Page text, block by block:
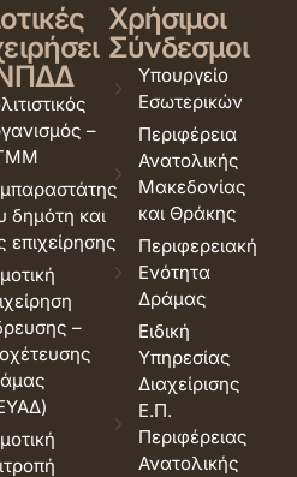
–
δημότη και
επιχείρησης
–
Χρήσιμοι
Σύνδεσμοι
Υπουργείο
Εσωτερικών
Περιφέρεια
Ανατολικής
Μακεδονίας
και Θράκης
Περιφερειακή
Ενότητα
Δράμας
Ειδική
Υπηρεσίας
Διαχείρισης
Ε.Π.
Περιφέρειας
Ανατολικής